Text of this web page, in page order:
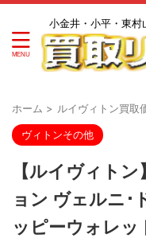
小金井・小平・東村
ホーム > ルイヴィトン買取
ヴィトンその他
【ルイヴィト
ョン ヴェルニ･
ッピーウォレッ